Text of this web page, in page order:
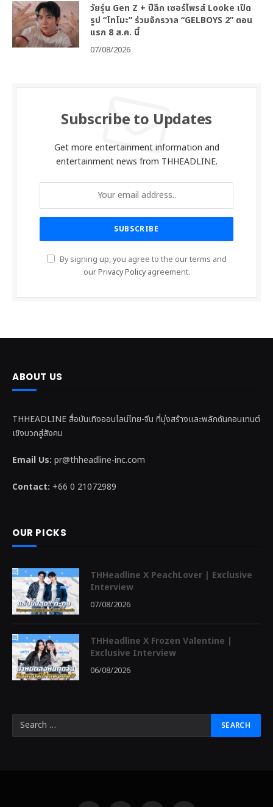
วัยรุ่น Gen Z + ปีลึก เซอร์ไพรส์ Looke เปิด
รูป “โทโมะ” ร่วมจักรวาล “GELBOYS 2” ตอน
แรก 8 ส.ค. นี้
07/08/2026
Subscribe to Updates
Get more entertainment information and
entertainment news from THHEADLINE.
By signing up, you agree to the our terms and
ourPrivacy Policyagreement.
ABOUT US
THHEADLINE สื่อบันเทิงออนไลน์ไทย-จีน ที่มุ่งสร้างและพลักดันคอนเทนต์
เชิงบวกสู่สังคม
Email Us: pr@thheadline-inc.com
Contact: +66 0 21072989
OUR PICKS
THHeadline X PeachLover | Exclusive
Interview
07/08/2026
THHeadline X Frozen Valentine |
Exclusive Interview
06/08/2026